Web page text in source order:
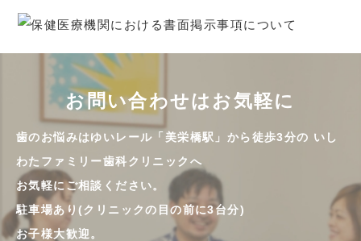
お問い合わせはお気軽に
歯のお悩みはゆいレール「美栄橋駅」から徒歩3分の いし
わたファミリー歯科クリニックへ
お気軽にご相談ください。
駐車場あり(クリニックの目の前に3台分)
お子様大歓迎。